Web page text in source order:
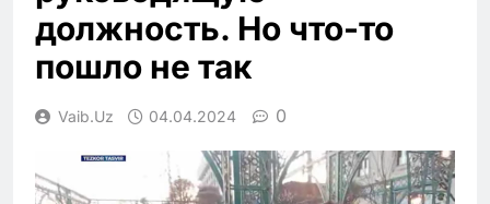
должность. Но что-то
пошло не так
Vaib.uz 04.04.2024 0